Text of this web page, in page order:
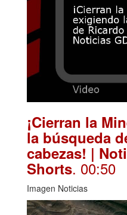
¡Cierran la
la búsqueda
cabezas! |
Shorts. 00:50
Imagen Noticias